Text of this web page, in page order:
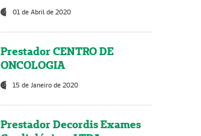
01 de Abril de 2020
Prestador CENTRO DE
ONCOLOGIA
15 de Janeiro de 2020
Prestador Decordis Exames